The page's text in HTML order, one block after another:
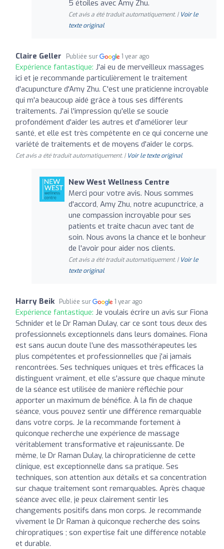
5 étoiles avec Amy Zhu.
Cet avis a été traduit automatiquement. | Voir le
texte original
Claire Geller Publiée sur 1 year ago
Expérience fantastique: J'ai eu de merveilleux massages
ici et je recommande particulièrement le traitement
d'acupuncture d'Amy Zhu. C'est une praticienne incroyable
qui m'a beaucoup aidé grâce à tous ses différents
traitements. J'ai l'impression qu'elle se soucie
profondément d'aider les autres et d'améliorer leur
santé, et elle est très compétente en ce qui concerne une
variété de traitements et de moyens d'aider le corps.
Cet avis a été traduit automatiquement. | Voir le texte original
New West Wellness Centre
Merci pour votre avis. Nous sommes
d'accord, Amy Zhu, notre acupunctrice, a
une compassion incroyable pour ses
patients et traite chacun avec tant de
soin. Nous avons la chance et le bonheur
de l'avoir pour aider nos clients.
Cet avis a été traduit automatiquement. | Voir le
texte original
Harry Beik Publiée sur 1 year ago
Expérience fantastique: Je voulais écrire un avis sur Fiona
Schnider et le Dr Raman Dulay, car ce sont tous deux des
professionnels exceptionnels dans leurs domaines. Fiona
est sans aucun doute l'une des massothérapeutes les
plus compétentes et professionnelles que j'ai jamais
rencontrées. Ses techniques uniques et très efficaces la
distinguent vraiment, et elle s'assure que chaque minute
de la séance est utilisée de manière réfléchie pour
apporter un maximum de bénéfice. À la fin de chaque
séance, vous pouvez sentir une différence remarquable
dans votre corps. Je la recommande fortement à
quiconque recherche une expérience de massage
véritablement transformative et rajeunissante. De
même, le Dr Raman Dulay, la chiropraticienne de cette
clinique, est exceptionnelle dans sa pratique. Ses
techniques, son attention aux détails et sa concentration
sur chaque traitement sont remarquables. Après chaque
séance avec elle, je peux clairement sentir les
changements positifs dans mon corps. Je recommande
vivement le Dr Raman à quiconque recherche des soins
chiropratiques ; son expertise fait une différence notable
et durable.